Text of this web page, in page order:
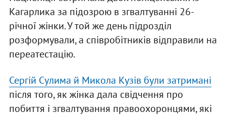
Кагарлика за підозрою в згвалтуванні 26-
річної жінки. У той же день підрозділ
розформували, а співробітників відправили на
переатестацію.
Сергій Сулима й Микола Кузів були затримані
після того, як жінка дала свідчення про
побиття і згвалтування правоохоронцями, які